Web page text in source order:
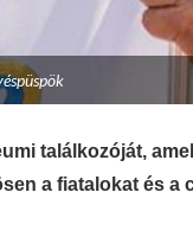
találkozóját,
a fiatalokat és a